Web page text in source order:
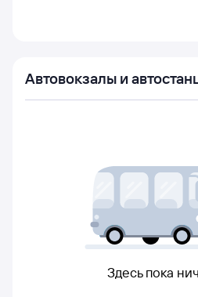
Автовокзалы и
Здесь пока